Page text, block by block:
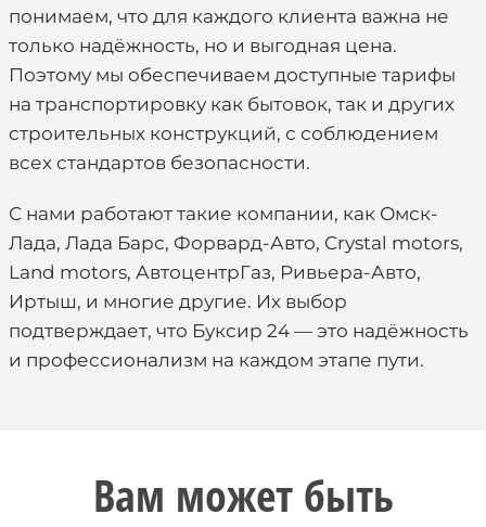
понимаем, что для каждого клиента важна не
только надёжность, но и выгодная цена.
Поэтому мы обеспечиваем доступные тарифы
на транспортировку как бытовок, так и других
строительных конструкций, с соблюдением
всех стандартов безопасности.
С нами работают такие компании, как Омск-
Лада, Лада Барс, Форвард-Авто, Crystal motors,
Land motors, АвтоцентрГаз, Ривьера-Авто,
Иртыш, и многие другие. Их выбор
подтверждает, что Буксир 24 — это надёжность
и профессионализм на каждом этапе пути.
Вам может быть